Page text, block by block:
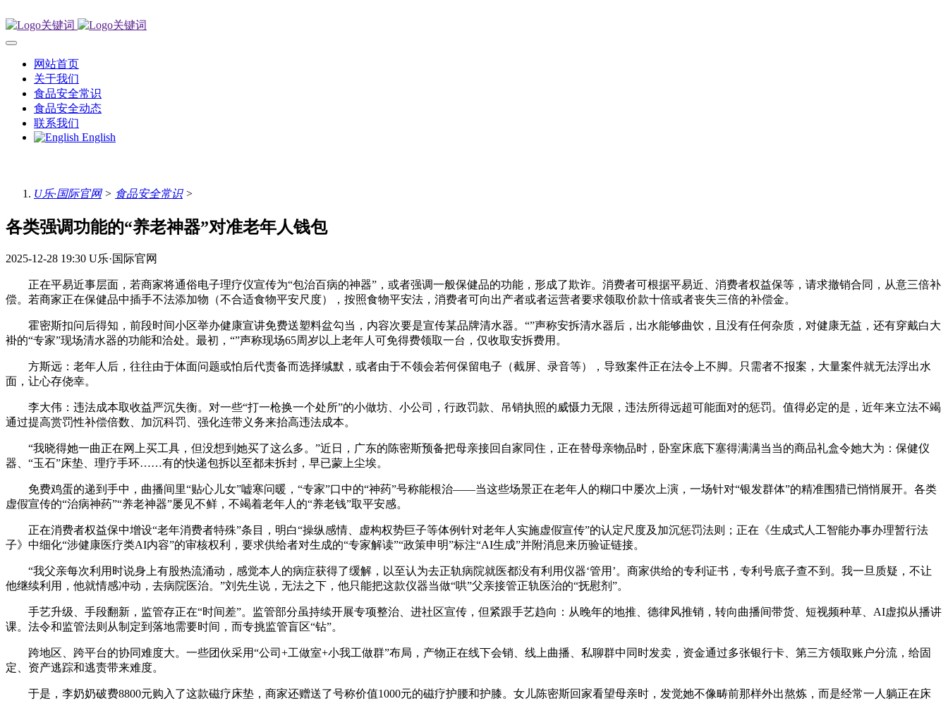
网站首页
关于我们
食品安全常识
食品安全动态
联系我们
English
U乐·国际官网> 食品安全常识>
各类强调功能的“养老神器”对准老年人钱包
2025-12-28 19:30 U乐·国际官网
正在平易近事层面，若商家将通俗电子理疗仪宣传为“包治百病的神器”，或者强调一般保健品的功能，形成了欺诈。消费者可根据平易近、消费者权益保等，请求撤销合同，从意三倍补
偿。若商家正在保健品中插手不法添加物（不合适食物平安尺度），按照食物平安法，消费者可向出产者或者运营者要求领取价款十倍或者丧失三倍的补偿金。
霍密斯扣问后得知，前段时间小区举办健康宣讲免费送塑料盆勾当，内容次要是宣传某品牌清水器。“”声称安拆清水器后，出水能够曲饮，且没有任何杂质，对健康无益，还有穿戴白大
褂的“专家”现场清水器的功能和洽处。最初，“”声称现场65周岁以上老年人可免得费领取一台，仅收取安拆费用。
方斯远：老年人后，往往由于体面问题或怕后代责备而选择缄默，或者由于不领会若何保留电子（截屏、录音等），导致案件正在法令上不脚。只需者不报案，大量案件就无法浮出水
面，让心存侥幸。
李大伟：违法成本取收益严沉失衡。对一些“打一枪换一个处所”的小做坊、小公司，行政罚款、吊销执照的威慑力无限，违法所得远超可能面对的惩罚。值得必定的是，近年来立法不竭
通过提高赏罚性补偿倍数、加沉科罚、强化连带义务来抬高违法成本。
“我晓得她一曲正在网上买工具，但没想到她买了这么多。”近日，广东的陈密斯预备把母亲接回自家同住，正在替母亲物品时，卧室床底下塞得满满当当的商品礼盒令她大为：保健仪
器、“玉石”床垫、理疗手环……有的快递包拆以至都未拆封，早已蒙上尘埃。
免费鸡蛋的递到手中，曲播间里“贴心儿女”嘘寒问暖，“专家”口中的“神药”号称能根治——当这些场景正在老年人的糊口中屡次上演，一场针对“银发群体”的精准围猎已悄悄展开。各类
虚假宣传的“治病神药”“养老神器”屡见不鲜，不竭着老年人的“养老钱”取平安感。
正在消费者权益保中增设“老年消费者特殊”条目，明白“操纵感情、虚构权势巨子等体例针对老年人实施虚假宣传”的认定尺度及加沉惩罚法则；正在《生成式人工智能办事办理暂行法
子》中细化“涉健康医疗类AI内容”的审核权利，要求供给者对生成的“专家解读”“政策申明”标注“AI生成”并附消息来历验证链接。
“我父亲每次利用时说身上有股热流涌动，感觉本人的病症获得了缓解，以至认为去正轨病院就医都没有利用仪器‘管用’。商家供给的专利证书，专利号底子查不到。我一旦质疑，不让
他继续利用，他就情感冲动，去病院医治。”刘先生说，无法之下，他只能把这款仪器当做“哄”父亲接管正轨医治的“抚慰剂”。
手艺升级、手段翻新，监管存正在“时间差”。监管部分虽持续开展专项整治、进社区宣传，但紧跟手艺趋向：从晚年的地推、德律风推销，转向曲播间带货、短视频种草、AI虚拟从播讲
课。法令和监管法则从制定到落地需要时间，而专挑监管盲区“钻”。
跨地区、跨平台的协同难度大。一些团伙采用“公司+工做室+小我工做群”布局，产物正在线下会销、线上曲播、私聊群中同时发卖，资金通过多张银行卡、第三方领取账户分流，给固
定、资产逃踪和逃责带来难度。
于是，李奶奶破费8800元购入了这款磁疗床垫，商家还赠送了号称价值1000元的磁疗护腰和护膝。女儿陈密斯回家看望母亲时，发觉她不像畴前那样外出熬炼，而是经常一人躺正在床